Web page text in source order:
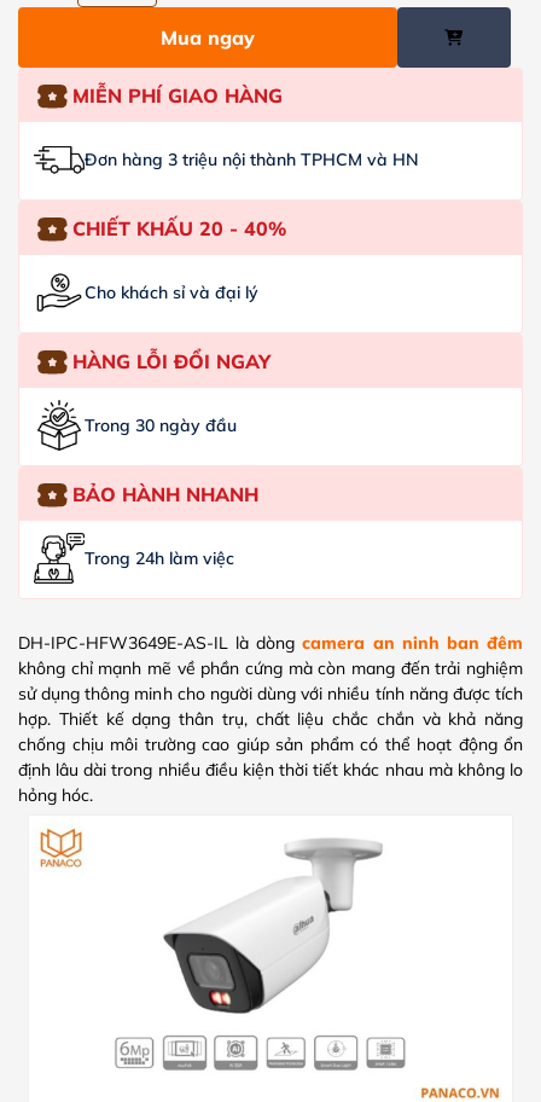
Mua ngay
MIỄN PHÍ GIAO HÀNG
Đơn hàng 3 triệu nội thành TPHCM và HN
CHIẾT KHẤU 20 - 40%
Cho khách sỉ và đại lý
HÀNG LỖI ĐỔI NGAY
Trong 30 ngày đầu
BẢO HÀNH NHANH
Trong 24h làm việc
DH-IPC-HFW3649E-AS-IL là dòngcamera an ninh ban đêm
không chỉ mạnh mẽ về phần cứng mà còn mang đến trải nghiệm
sử dụng thông minh cho người dùng với nhiều tính năng được tích
hợp. Thiết kế dạng thân trụ, chất liệu chắc chắn và khả năng
chống chịu môi trường cao giúp sản phẩm có thể hoạt động ổn
định lâu dài trong nhiều điều kiện thời tiết khác nhau mà không lo
hỏng hóc.